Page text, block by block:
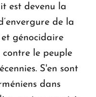
est devenu la
de la
génocidaire
le peuple
S'en sont
dans